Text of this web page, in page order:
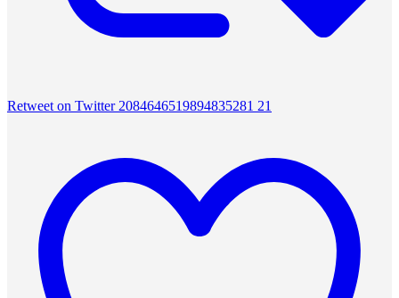
Retweet on Twitter 2084646519894835281 21